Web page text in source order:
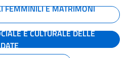
FEMMINILI E MATRIMONI
E CULTURALE DELLE